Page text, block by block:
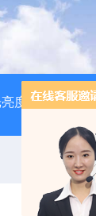
度检测仪）